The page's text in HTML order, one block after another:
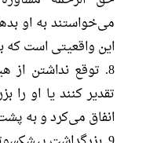
می‌خواستند به او
این واقعیتی است که
8. توقع نداشتن
تقدیر کنند یا او را
انفاق می‌کرد و به